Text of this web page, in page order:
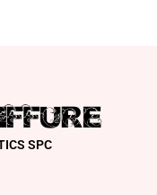
SPC